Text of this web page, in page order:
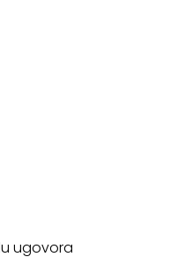
ugovora